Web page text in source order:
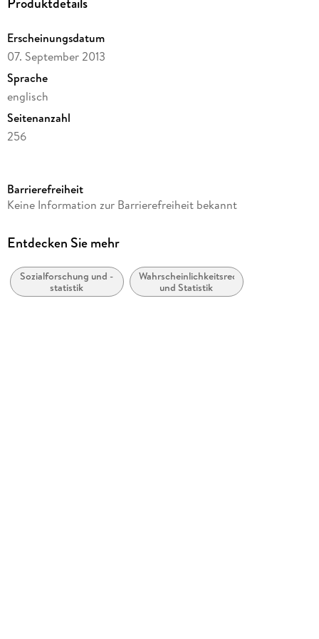
Simple Regression. - Introduction to Multiple Regression. -
Statistical Tables. - Answers to Selected Exercises. -
References. - Index.
Erscheinungsdatum
07. September 2013
Sprache
englisch
Seitenanzahl
256
Autor/Autorin
Verlag/Hersteller
Produktart
gebunden
Barrierefreiheit
Keine Information zur Barrierefreiheit bekannt
Entdecken Sie mehr
Sozialforschung und -
statistik
Wahrscheinlichkeitsrechnung
und Statistik